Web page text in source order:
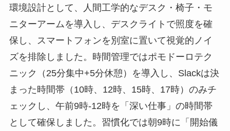
環境設計として、人間工学的なデスク・椅子・モ
ニターアームを導入し、デスクライトで照度を確
保し、スマートフォンを別室に置いて視覚的ノイ
ズを排除しました。時間管理ではポモドーロテク
ニック（25分集中+5分休憩）を導入し、Slackは決
まった時間帯（10時、12時、15時、17時）のみチ
ェックし、午前9時-12時を「深い仕事」の時間帯
として確保しました。習慣化では朝9時に「開始儀